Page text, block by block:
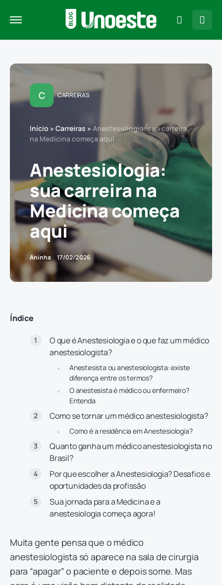
C CARREIRAS
Início » Carreiras » Anestesiologia: sua carreira
na Medicina começa aqui
Anestesiologia:
sua carreira na
Medicina começa
aqui
Aninha 17/02/2026
Índice
O que é Anestesiologia e o que faz um médico
anestesiologista?
Anestesista ou anestesiologista: existe
diferença entre os termos?
O anestesista é médico ou enfermeiro?
Entenda
Como se tornar um médico anestesiologista?
Como é a residência em Anestesiologia?
Quanto ganha um médico anestesiologista no
Brasil?
Por que escolher a Anestesiologia? Desafios e
oportunidades da profissão
Sua jornada para a Medicina e a
anestesiologia começa agora!
Muita gente pensa que o médico
anestesiologista só aparece na sala de cirurgia
para “apagar” o paciente e depois some. Mas